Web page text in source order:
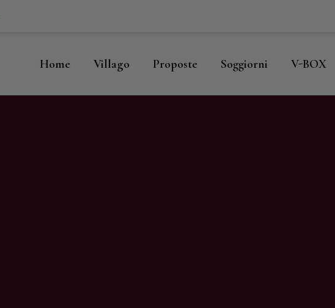
Home Villago Proposte Soggiorni V-BOX